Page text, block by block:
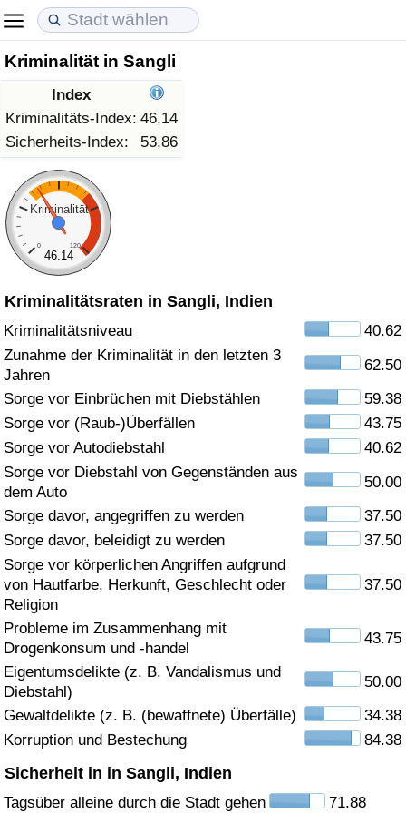
Kriminalität in Sangli
Index
Kriminalitäts-Index: 46,14
Sicherheits-Index:
53,86
Kriminalität
0 120
46.14
Kriminalitätsraten in Sangli, Indien
Kriminalitätsniveau
40.62
Zunahme der Kriminalität in den letzten 3
Jahren
62.50
Sorge vor Einbrüchen mit Diebstählen
59.38
Sorge vor (Raub-)Überfällen
43.75
Sorge vor Autodiebstahl
40.62
Sorge vor Diebstahl von Gegenständen aus
dem Auto
50.00
Sorge davor, angegriffen zu werden
37.50
Sorge davor, beleidigt zu werden
37.50
Sorge vor körperlichen Angriffen aufgrund
von Hautfarbe, Herkunft, Geschlecht oder
Religion
37.50
Probleme im Zusammenhang mit
Drogenkonsum und -handel
43.75
Eigentumsdelikte (z. B. Vandalismus und
Diebstahl)
50.00
Gewaltdelikte (z. B. (bewaffnete) Überfälle)
34.38
Korruption und Bestechung
84.38
Sicherheit in in Sangli, Indien
Tagsüber alleine durch die Stadt gehen 71.88
Lebenshaltungskosten
Lebenshaltungskosten-Index (aktuell)
Lebenshaltungskosten-Index
Lebenshaltungskosten-Index nach Land
in Akaba
Immobilienpreise
Immobilienpreis-Index (aktuell)
Immobilienpreis-Index
Immobilienpreis-Index nach Land
Lebensqualität
Lebensqualität-Index
Lebensqualität-Index (aktuell)
Lebensqualitätsindex nach Land
Kriminalität
Kriminalitäts-Index (aktuell)
Kriminalitäts-Index
Kriminalitätsindex nach Land
Gesundheitsversorgung
Gesundheitsversorgungs-Index (aktuell)
Gesundheitsversorgungs-Index
Gesundheitsversorgungs-Index nach Land
Umweltverschmutzung
Umweltverschmutzungs-Index (aktuell)
Verschmutzungsindex
Umweltverschmutzungs-Index nach Land
Verkehr